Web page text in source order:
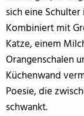
sich eine
Kombiniert mit
Katze, einem
Orangenschalen
Küchenwand
Poesie, die
schwankt.